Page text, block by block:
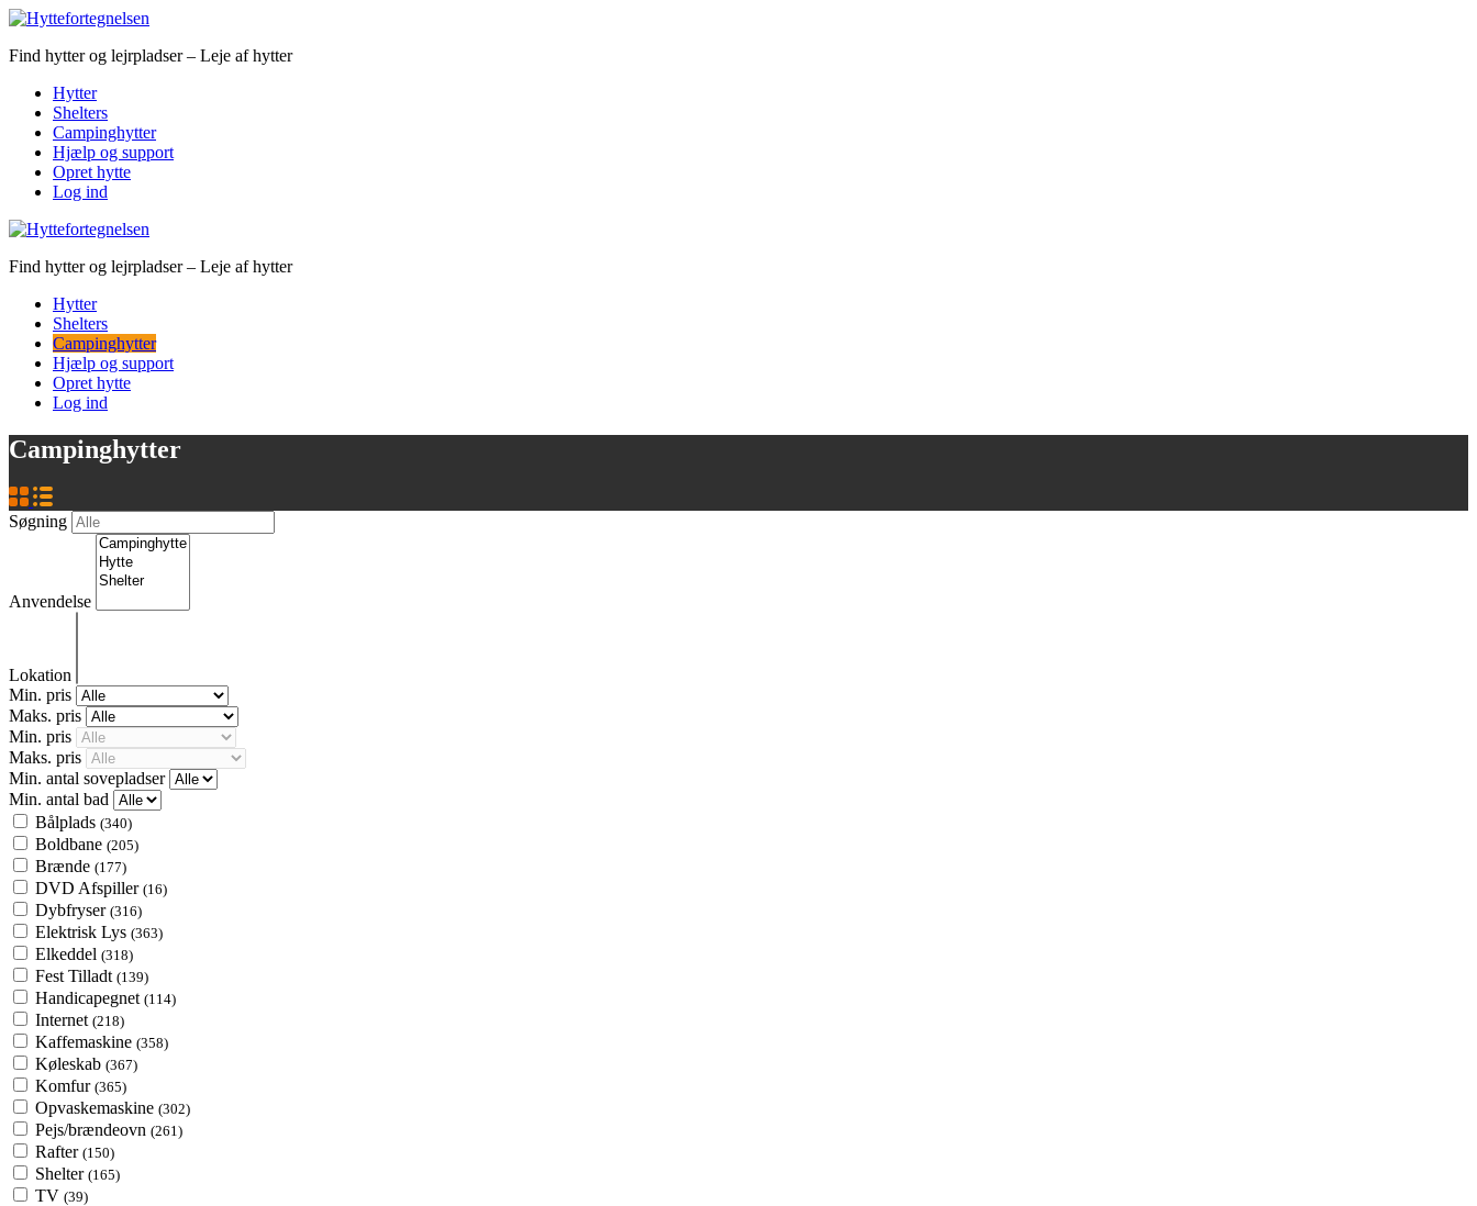
Find hytter og lejrpladser – Leje af hytter
Hytter
Shelters
Campinghytter
Hjælp og support
Opret hytte
Log ind
Find hytter og lejrpladser – Leje af hytter
Hytter
Shelters
Campinghytter
Hjælp og support
Opret hytte
Log ind
Campinghytter
Søgning
Anvendelse
Lokation
Min. pris
Maks. pris
Min. pris
Maks. pris
Min. antal sovepladser
Min. antal bad
Bålplads (340)
Boldbane (205)
Brænde (177)
DVD Afspiller (16)
Dybfryser (316)
Elektrisk Lys (363)
Elkeddel (318)
Fest Tilladt (139)
Handicapegnet (114)
Internet (218)
Kaffemaskine (358)
Køleskab (367)
Komfur (365)
Opvaskemaskine (302)
Pejs/brændeovn (261)
Rafter (150)
Shelter (165)
TV (39)